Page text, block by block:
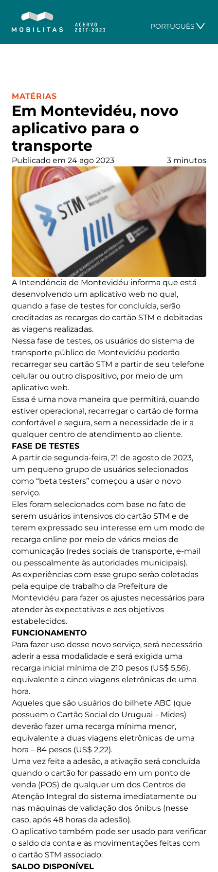
PORTUGUÊS
Em Montevidéu, novo
aplicativo para o
transporte
CATEGORIA:
MATÉRIAS
Publicado em 24 ago 2023 3 minutos
A Intendência de Montevidéu informa que está
desenvolvendo um aplicativo web no qual,
quando a fase de testes for concluída, serão
creditadas as recargas do cartão STM e debitadas
as viagens realizadas.
Nessa fase de testes, os usuários do sistema de
transporte público de Montevidéu poderão
recarregar seu cartão STM a partir de seu telefone
celular ou outro dispositivo, por meio de um
aplicativo web.
Essa é uma nova maneira que permitirá, quando
estiver operacional, recarregar o cartão de forma
confortável e segura, sem a necessidade de ir a
qualquer centro de atendimento ao cliente.
FASE DE TESTES
A partir de segunda-feira, 21 de agosto de 2023,
um pequeno grupo de usuários selecionados
como “beta testers” começou a usar o novo
serviço.
Eles foram selecionados com base no fato de
serem usuários intensivos do cartão STM e de
terem expressado seu interesse em um modo de
recarga online por meio de vários meios de
comunicação (redes sociais de transporte, e-mail
ou pessoalmente às autoridades municipais).
As experiências com esse grupo serão coletadas
pela equipe de trabalho da Prefeitura de
Montevidéu para fazer os ajustes necessários para
atender às expectativas e aos objetivos
estabelecidos.
FUNCIONAMENTO
Para fazer uso desse novo serviço, será necessário
aderir a essa modalidade e será exigida uma
recarga inicial mínima de 210 pesos (US$ 5,56),
equivalente a cinco viagens eletrônicas de uma
hora.
Aqueles que são usuários do bilhete ABC (que
possuem o Cartão Social do Uruguai – Mides)
deverão fazer uma recarga mínima menor,
equivalente a duas viagens eletrônicas de uma
hora – 84 pesos (US$ 2,22).
Uma vez feita a adesão, a ativação será concluída
quando o cartão for passado em um ponto de
venda (POS) de qualquer um dos Centros de
Atenção Integral do sistema imediatamente ou
nas máquinas de validação dos ônibus (nesse
caso, após 48 horas da adesão).
O aplicativo também pode ser usado para verificar
o saldo da conta e as movimentações feitas com
o cartão STM associado.
SALDO DISPONÍVEL